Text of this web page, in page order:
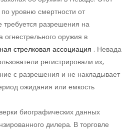
уровню смертности от
требуется разрешения на
оружия в
стрелковая ассоциация . Невада
регистрировали их,
с разрешения и не накладывает
ожидания или емкость
биографических данных
дилера. В торговле